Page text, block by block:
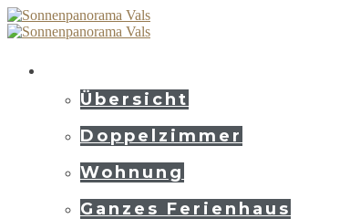
Übersicht
Doppelzimmer
Wohnung
Ganzes Ferienhaus